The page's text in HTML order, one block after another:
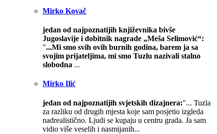
Mirko Kovač
jedan od najpoznatijih književnika bivše
Jugoslavije i dobitnik nagrade „Meša Selimović“:
"...Mi smo svih ovih burnih godina, barem ja sa
svojim prijateljima, mi smo Tuzlu nazivali stalno
slobodna ...
Mirko Ilić
jedan od najpoznatijih svjetskih dizajnera:"... Tuzla
za razliku od drugih mjesta koje sam posjetio izgleda
nadrealistično. Ljudi se kupaju u centru grada. Ja sam
vidio više veselih i nasmijanih...